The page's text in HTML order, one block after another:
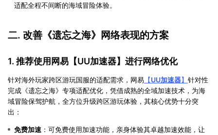
适配全程不间断的海域冒险体验。
二. 改善《遗忘之海》网络表现的方案
1. 推荐使用网易【UU加速器】进行网络优化
针对海外玩家跨区游玩国服的适配需求，网易 【UU加速器】 针对性
完成《遗忘之海》专项适配优化，凭借成熟的全域加速技术，为海
域冒险保驾护航，全方位升级跨区游玩体验，其核心优势十分突
出：
免费加速 ：可免费使用加速功能，亲身体验其卓越加速效能，让